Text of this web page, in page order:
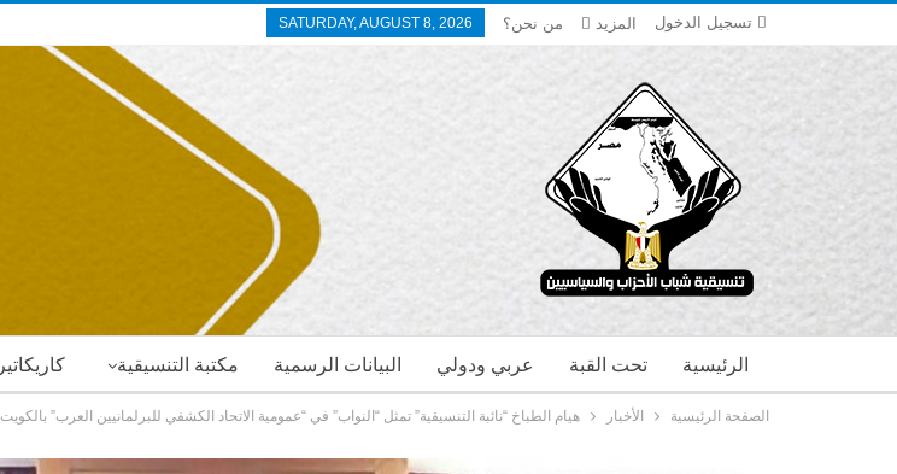
تسجيل الدخول SATURDAY, AUGUST 8, 2026 من نحن؟ المزيد
كاريكاتير مكتبة التنسيقية البيانات الرسمية عربي ودولي تحت القبة الرئيسية
الصفحة الرئيسية الأخبار هيام الطباخ “نائبة التنسيقية” تمثل “النواب” في “عمومية الاتحاد الكشفي للبرلمانيين العرب” بالكويت